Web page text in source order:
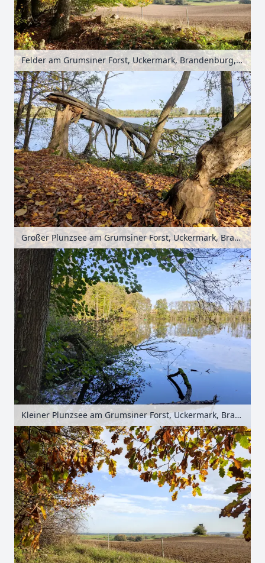
Felder am Grumsiner Forst, Uckermark, Brandenburg, Deutschland
Großer Plunzsee am Grumsiner Forst, Uckermark, Brandenburg, Deutschland
Kleiner Plunzsee am Grumsiner Forst, Uckermark, Brandenburg, Deutschland